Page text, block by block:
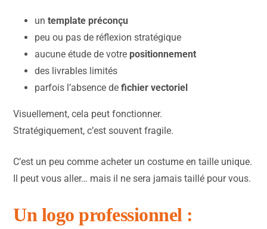
un template préconçu
peu ou pas de réflexion stratégique
aucune étude de votre positionnement
des livrables limités
parfois l’absence de fichier vectoriel
Visuellement, cela peut fonctionner.
Stratégiquement, c’est souvent fragile.
C’est un peu comme acheter un costume en taille unique.
Il peut vous aller… mais il ne sera jamais taillé pour vous.
Un logo professionnel :